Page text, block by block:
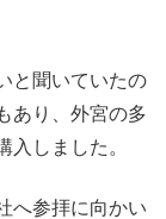
と聞いていたの
あり、外宮の多
しました。
へ参拝に向かい